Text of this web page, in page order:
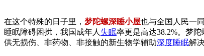
在这个特殊的日子里， 梦陀螺深睡小屋也与全国人民一
睡眠障碍困扰，我国成年人 失眠率更是高达38.2%。梦
供无损伤、非药物、非接触的新生物学辅助深度睡眠解